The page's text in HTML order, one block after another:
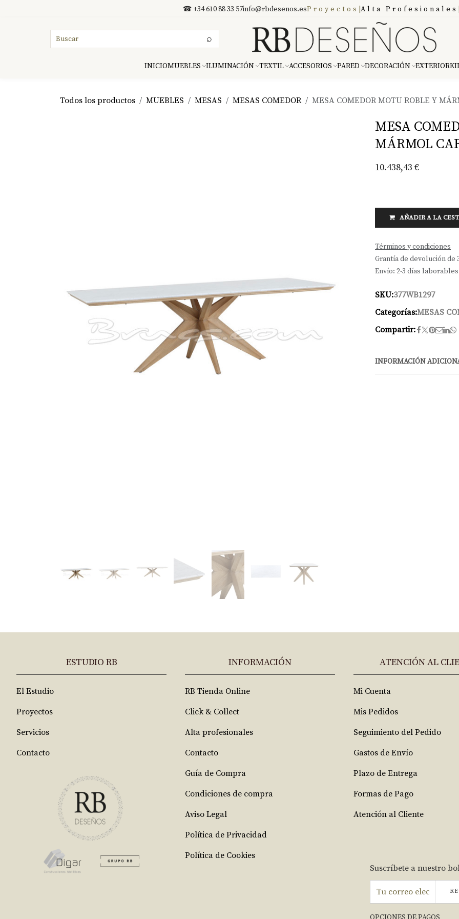
☎ +34 610 88 33 57info@rbdesenos.esProyectos Alta Profesionales
⌕
INICIOMUEBLES ILUMINACIÓN TEXTIL ACCESORIOS PARED DECORACIÓN EXTERIOR
Todos los productos MUEBLES MESAS MESAS COMEDOR MESA COMEDOR MOTU ROBLE Y
MESA
MÁRMOL
10.438,43 €
AÑADIR A LA
Términos y condiciones
Grantía de devolución de
Envío: 2-3 días laborables
SKU:377WB1297
Categorías:MESAS
Compartir:
INFORMACIÓN
ESTUDIO RB
El Estudio
Proyectos
Servicios
Contacto
INFORMACIÓN
RB Tienda Online
Click & Collect
Alta profesionales
Contacto
Guía de Compra
Condiciones de compra
Aviso Legal
Política de Privacidad
Política de Cookies
ATENCIÓN AL
Mi Cuenta
Mis Pedidos
Seguimiento del Pedido
Gastos de Envío
Plazo de Entrega
Formas de Pago
Atención al Cliente
Suscríbete a nuestro